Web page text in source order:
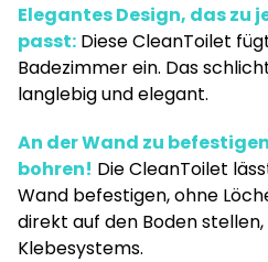
Elegantes Design, das zu
passt: Diese CleanToilet
Badezimmer ein. Das
langlebig und elegant.
An der Wand zu
bohren! Die CleanToilet
Wand befestigen, ohne
direkt auf den Boden
Klebesystems.